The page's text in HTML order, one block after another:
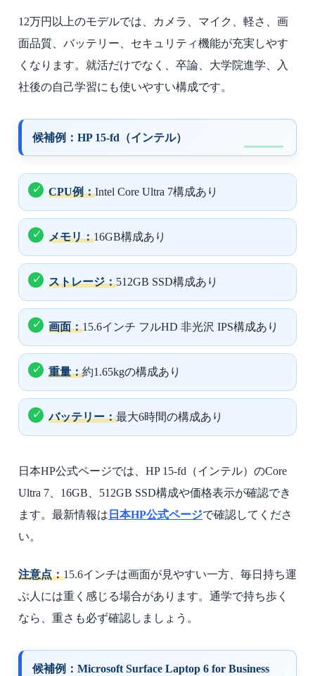
12万円以上のモデルでは、カメラ、マイク、軽さ、画
面品質、バッテリー、セキュリティ機能が充実しやす
くなります。就活だけでなく、卒論、大学院進学、入
社後の自己学習にも使いやすい構成です。
候補例：HP 15-fd（インテル）
CPU例：Intel Core Ultra 7構成あり
メモリ：16GB構成あり
ストレージ：512GB SSD構成あり
画面：15.6インチ フルHD 非光沢 IPS構成あり
重量：約1.65kgの構成あり
バッテリー：最大6時間の構成あり
日本HP公式ページでは、HP 15-fd（インテル）のCore
Ultra 7、16GB、512GB SSD構成や価格表示が確認でき
ます。最新情報は 日本HP公式ページで確認してくださ
い。
注意点：15.6インチは画面が見やすい一方、毎日持ち運
ぶ人には重く感じる場合があります。通学で持ち歩く
なら、重さも必ず確認しましょう。
候補例：Microsoft Surface Laptop 6 for Business